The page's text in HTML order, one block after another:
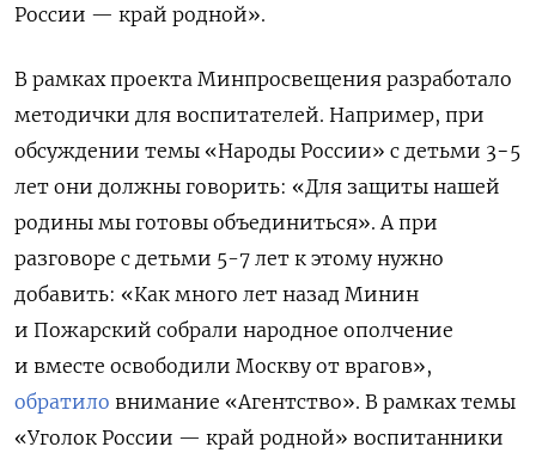
России — край родной».
В рамках проекта Минпросвещения разработало
методички для воспитателей. Например, при
обсуждении темы «Народы России» с детьми 3−5
лет они должны говорить: «Для защиты нашей
родины мы готовы объединиться». А при
разговоре с детьми 5-7 лет к этому нужно
добавить: «Как много лет назад Минин
и Пожарский собрали народное ополчение
и вместе освободили Москву от врагов»,
обратило внимание «Агентство». В рамках темы
«Уголок России — край родной» воспитанники